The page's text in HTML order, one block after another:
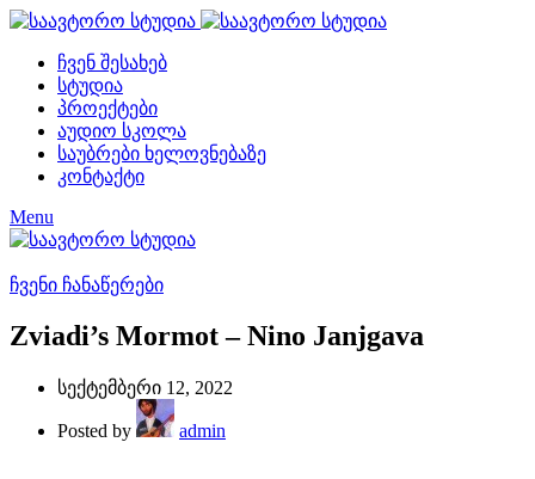
ჩვენ შესახებ
სტუდია
პროექტები
აუდიო სკოლა
საუბრები ხელოვნებაზე
კონტაქტი
Menu
ჩვენი ჩანაწერები
Zviadi’s Mormot – Nino Janjgava
სექტემბერი 12, 2022
Posted by admin